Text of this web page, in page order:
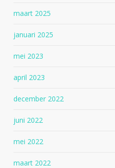
maart 2025
januari 2025
mei 2023
april 2023
december 2022
juni 2022
mei 2022
maart 2022